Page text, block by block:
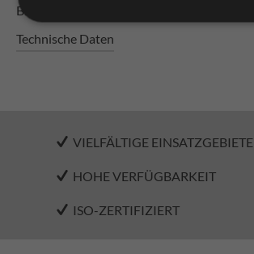
Bauhöhe 69,5 P…
Technische Daten
VIELFÄLTIGE EINSATZGEBIETE
HOHE VERFÜGBARKEIT
ISO-ZERTIFIZIERT